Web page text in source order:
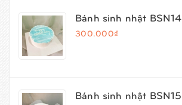
Bánh sinh nhật BSN14
300.000₫
Bánh sinh nhật BSN15